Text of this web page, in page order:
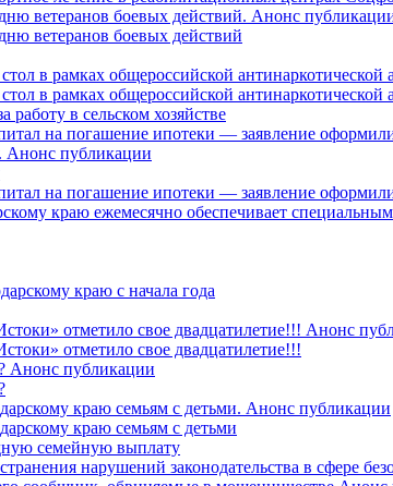
ветеранов боевых действий. Анонс
ветеранов боевых действий
в рамках общероссийской
в рамках общероссийской
в сельском хозяйстве
на погашение ипотеки — заявление
Анонс публикации
на погашение ипотеки — заявление
краю ежемесячно обеспечивает
краю с начала года
отметило свое двадцатилетие!!! Анонс
отметило свое двадцатилетие!!!
публикации
краю семьям с детьми. Анонс публикации
краю семьям с детьми
семейную выплату
нарушений законодательства в сфере